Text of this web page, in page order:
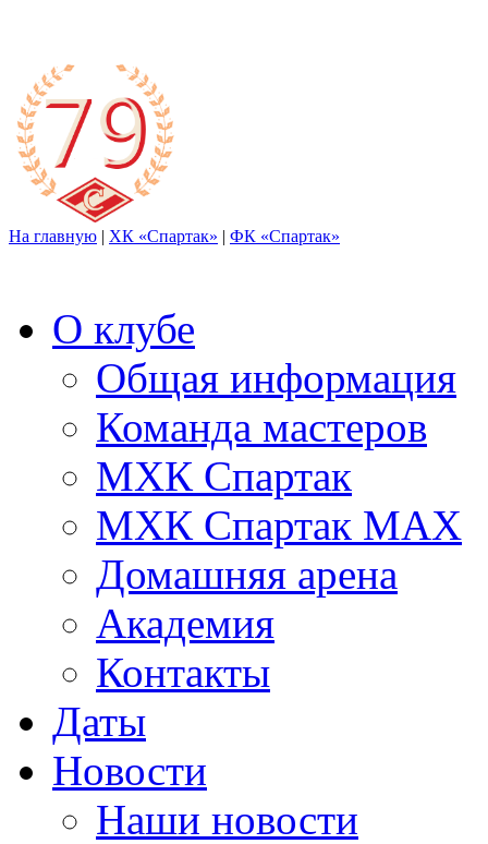
На главную | ХК «Спартак» | ФК «Спартак»
О клубе
Общая информация
Команда мастеров
МХК Спартак
МХК Спартак МАХ
Домашняя арена
Академия
Контакты
Даты
Новости
Наши новости